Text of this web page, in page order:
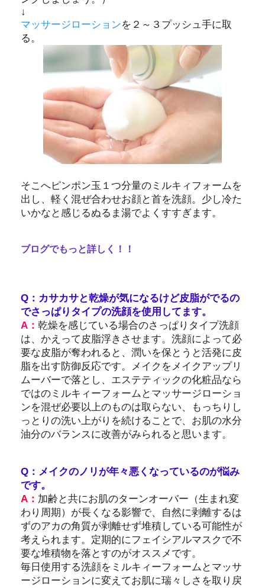
↓
マッサージローションを２～３プッシュ手に取
る。
そこへピンポン玉１つ分量のミルキィフォームを
出し、軽く混ぜ合わせお顔と首を洗顔。少し冷た
いかなと感じるぬるま湯でよくすすぎます。
ブログでもっと詳しく！！
Q：カサカサと乾燥が気になるけど皮脂がでるの
でさっぱりタイプの洗顔を使用してます。
A： 乾燥を感じている場合のさっぱりタイプ洗顔
は、かえって皮脂浮きさせます。洗顔によって必
要な皮脂が奪われると、潤いを保とうと活発に皮
脂を出す防御反応です。メイクをメイクアップリ
ムーバーで落とし、エステティックの化粧品なら
ではのミルキィーフォームとマッサージローショ
ンを混ぜ必要以上のものは取らない、もっちりし
っとりの洗い上がりを続けることで、お肌の水分
油分のバランスに改善がみられると思います。
Q：メイクのノリが年々悪くなっているのが悩み
です。
A： 加齢と共にお肌のターンオーバー（生まれ変
わり周期）が長くなる影響で、自然に剥離するは
ずのアカの角質が剥離せず堆積している可能性が
考えられます。定期的にフェイシアルマスクで不
要な堆積物を落とすのがオススメです。
毎日使用する洗顔をミルキィーフォームとマッサ
ージローションに変えてお肌に瑞々しさを取り戻